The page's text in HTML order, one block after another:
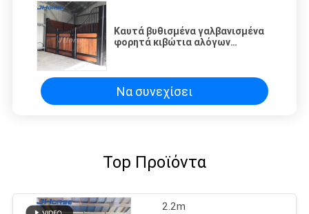
Καυτά βυθισμένα γαλβανισμένα
φορητά κιβώτια αλόγων
Να συνεχίσει
Top Προϊόντα
2.2m